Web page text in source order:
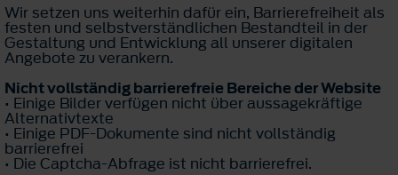
Wir setzen uns weiterhin dafür ein, Barrierefreiheit als
festen und selbstverständlichen Bestandteil in der
Gestaltung und Entwicklung all unserer digitalen
Angebote zu verankern.
Nicht vollständig barrierefreie Bereiche der Website
• Einige Bilder verfügen nicht über aussagekräftige
Alternativtexte
• Einige PDF-Dokumente sind nicht vollständig
barrierefrei
• Die Captcha-Abfrage ist nicht barrierefrei.